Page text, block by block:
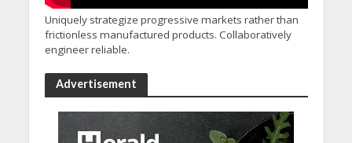
Uniquely strategize progressive markets rather than
frictionless manufactured products. Collaboratively
engineer reliable.
Advertisement